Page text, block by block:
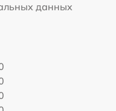
данных